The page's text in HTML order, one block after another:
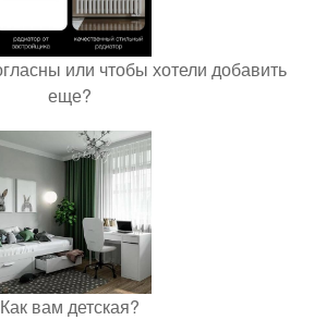
или чтобы хотели добавить
еще?
Как вам детская?